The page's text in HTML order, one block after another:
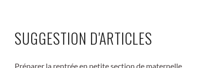
SUGGESTION D'ARTICLES
Préparer la rentrée en petite section de maternelle